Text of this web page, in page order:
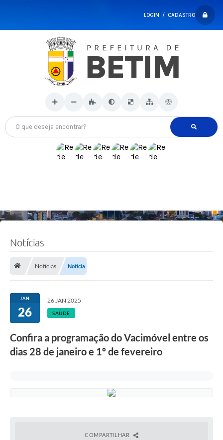
LOGIN / CADASTRO
O que deseja encontrar?
Notícias
Notícias Notícia
JAN
26
26 JAN 2025
SAÚDE
Confira a programação do Vacimóvel entre os
dias 28 de janeiro e 1º de fevereiro
COMPARTILHAR